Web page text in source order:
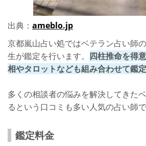
出典： ameblo.jp
京都嵐山占い処ではベテラン占い師
生が鑑定を行います。 四柱推命を得
相やタロットなども組み合わせて鑑
多くの相談者の悩みを解決してきた
るという口コミも多い人気の占い師で
鑑定料金